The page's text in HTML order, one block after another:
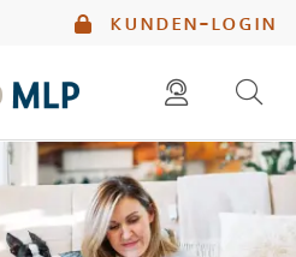
kunden-login
diese website durchsuchen
mlp berater finden